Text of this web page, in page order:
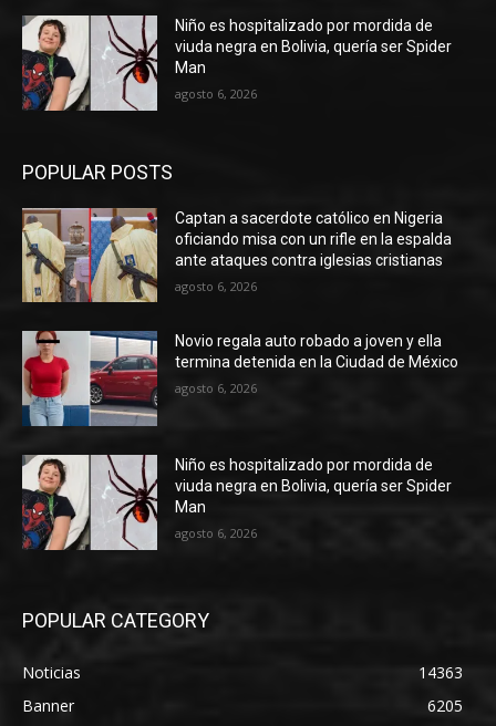
Niño es hospitalizado por mordida de
viuda negra en Bolivia, quería ser Spider
Man
agosto 6, 2026
POPULAR POSTS
Captan a sacerdote católico en Nigeria
oficiando misa con un rifle en la espalda
ante ataques contra iglesias cristianas
agosto 6, 2026
Novio regala auto robado a joven y ella
termina detenida en la Ciudad de México
agosto 6, 2026
Niño es hospitalizado por mordida de
viuda negra en Bolivia, quería ser Spider
Man
agosto 6, 2026
POPULAR CATEGORY
Noticias
14363
Banner
6205